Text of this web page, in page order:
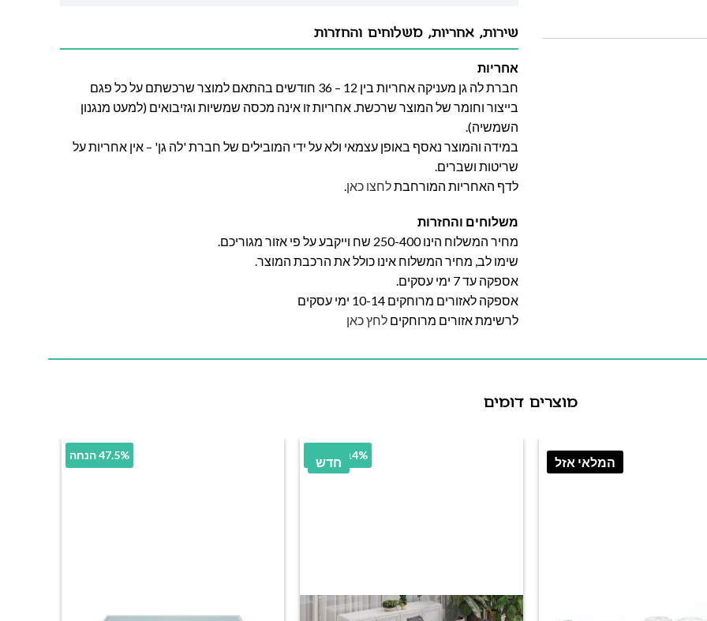
שירות, אחריות, משלוחים והחזרות
אחריות
חברת לה גן מעניקה אחריות בין 12 – 36 חודשים בהתאם למוצר שרכשתם על כל פגם
בייצור וחומר של המוצר שרכשת. אחריות זו אינה מכסה שמשיות וגזיבואים (למעט מנגנון
השמשיה).
במידה והמוצר נאסף באופן עצמאי ולא על ידי המובילים של חברת 'לה גן' – אין אחריות על
שריטות ושברים.
לדף האחריות המורחבתלחצו כאן.
משלוחים והחזרות
מחיר המשלוח הינו 250-400 שח וייקבע על פי אזור מגוריכם.
שימו לב, מחיר המשלוח אינו כולל את הרכבת המוצר.
אספקה עד 7 ימי עסקים.
אספקה לאזורים מרוחקים 10-14 ימי עסקים
לרשימת אזורים מרוחקים לחץ כאן
מוצרים דומים
המלאי אזל חדש 40.4% הנחה 47.5% הנחה